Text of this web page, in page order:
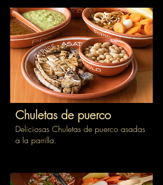
Chuletas de puerco
Deliciosas Chuletas de puerco asadas
a la parrilla.